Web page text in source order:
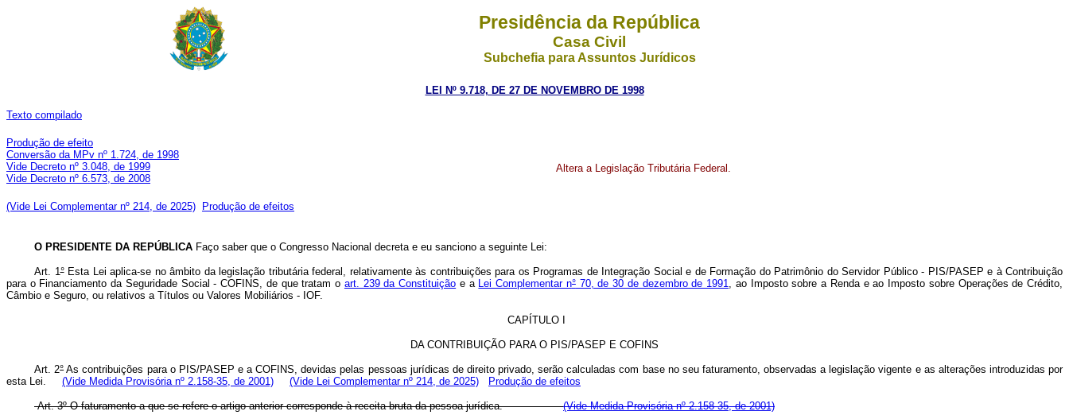
Presidência da República
Casa Civil
Subchefia para Assuntos Jurídicos
LEI Nº 9.718, DE 27 DE NOVEMBRO DE 1998
Texto compilado
Produção de efeito
Conversão da MPv nº 1.724, de 1998
Vide Decreto nº 3.048, de 1999
Vide Decreto nº 6.573, de 2008
(Vide Lei Complementar nº 214, de 2025) Produção de efeitos
Altera a Legislação Tributária Federal.
O PRESIDENTE DA REPÚBLICA Faço saber que o Congresso Nacional decreta e eu sanciono a seguinte Lei:
Art. 1°Esta Lei aplica-se no âmbito da legislação tributária federal, relativamente às contribuições para os Programas de Integração Social e de Formação do Patrimônio do Servidor Público - PIS/PASEP e à Contribuição
para o Financiamento da Seguridade Social - COFINS, de que tratam o art. 239 da Constituição e a Lei Complementar n°70, de 30 de dezembro de 1991, ao Imposto sobre a Renda e ao Imposto sobre Operações de Crédito,
Câmbio e Seguro, ou relativos a Títulos ou Valores Mobiliários - IOF.
CAPÍTULO I
DA CONTRIBUIÇÃO PARA O PIS/PASEP E COFINS
Art. 2°As contribuições para o PIS/PASEP e a COFINS, devidas pelas pessoas jurídicas de direito privado, serão calculadas com base no seu faturamento, observadas a legislação vigente e as alterações introduzidas por
esta Lei. (Vide Medida Provisória nº 2.158-35, de 2001) (Vide Lei Complementar nº 214, de 2025) Produção de efeitos
Art. 3º O faturamento a que se refere o artigo anterior corresponde à receita bruta da pessoa jurídica.(Vide Medida Provisória nº 2.158-35, de 2001)